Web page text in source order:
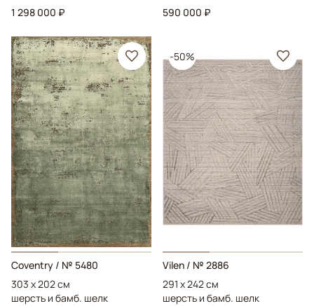
1 298 000 ₽
590 000 ₽
Coventry / № 5480
303 x 202 см
шерсть и бамб. шелк
-50%
Vilen / № 2886
291 x 242 см
шерсть и бамб. шелк